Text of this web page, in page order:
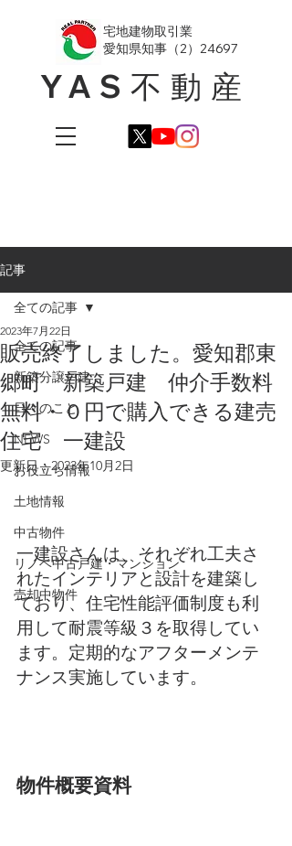
YAS不動産
​宅地建物取引業
愛知県知事（2）24697
記事
全ての記事
新築分譲戸建
日々のこと
NEWS
お役立ち情報
土地情報
中古物件
リノベ中古戸建・マンション
売却中物件
全ての記事
販売終了しました。愛知郡東
郷町 新築戸建 仲介手数料
無料・０円で購入できる建売
住宅 一建設
2023年7月22日
更新日：2023年10月2日
一建設さんは、それぞれ工夫さ
れたインテリアと設計を建築し
ており、住宅性能評価制度も利
用して耐震等級３を取得してい
ます。定期的なアフターメンテ
ナンス実施しています。
物件概要資料